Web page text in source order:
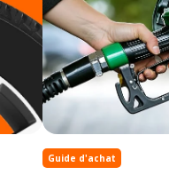
Guide d'achat